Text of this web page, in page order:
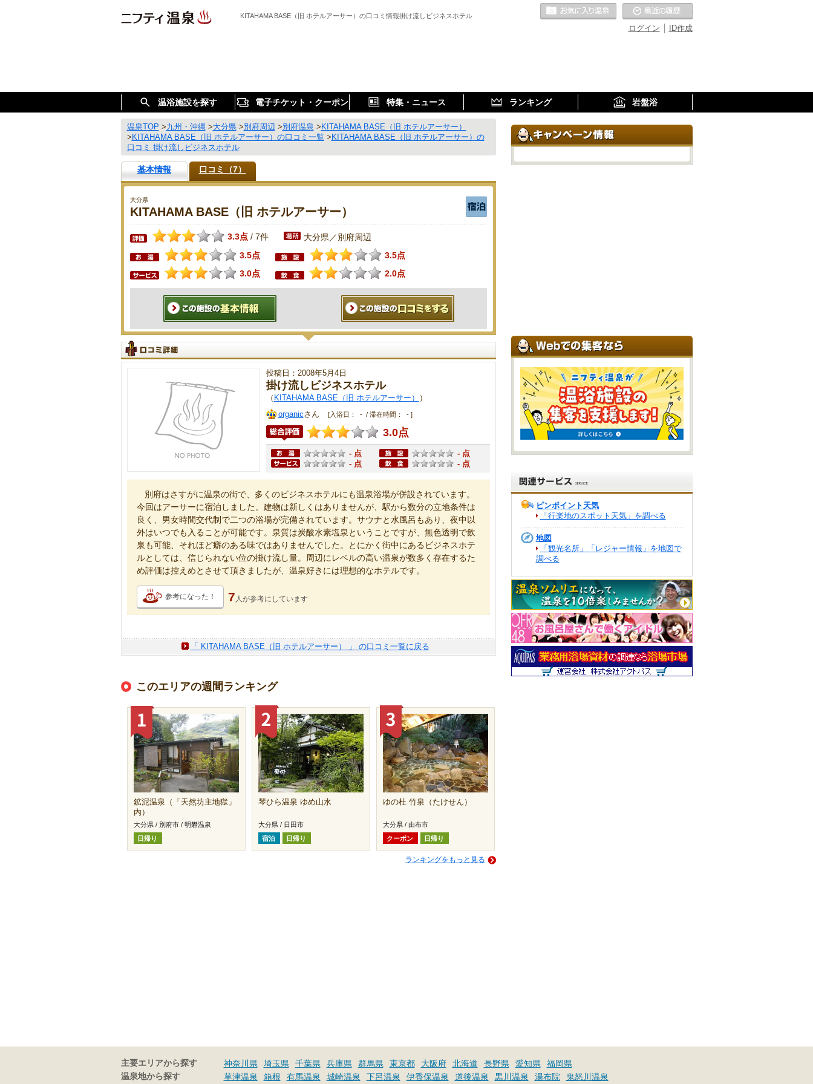
KITAHAMA BASE（旧 ホテルアーサー）の口コミ情報掛け流しビジネスホテル
ID作成
ログイン
お気に入りの温泉
温浴施設を探す 電子チケット・クーポン 特集・ニュース ランキング 岩盤浴
温泉TOP >九州・沖縄>大分県>別府周辺 >別府温泉 > KITAHAMA BASE（旧 ホテルアーサー）
> KITAHAMA BASE（旧 ホテルアーサー）の口コミ一覧 > KITAHAMA BASE（旧 ホテルアーサー）の
口コミ 掛け流しビジネスホテル
基本情報 口コミ（7）
大分県
KITAHAMA BASE（旧 ホテルアーサー）
3.3点 / 7件 大分県／別府周辺
3.5点
3.5点
3.0点
2.0点
投稿日：2008年5月4日
掛け流しビジネスホテル
（ KITAHAMA BASE（旧 ホテルアーサー）
）
organicさん [入浴日： - / 滞在時間： - ]
3.0点
- 点
- 点
- 点
- 点
別府はさすがに温泉の街で、多くのビジネスホテルにも温泉浴場が併設されています。
今回はアーサーに宿泊しました。建物は新しくはありませんが、駅から数分の立地条件は
良く、男女時間交代制で二つの浴場が完備されています。サウナと水風呂もあり、夜中以
外はいつでも入ることが可能です。泉質は炭酸水素塩泉ということですが、無色透明で飲
泉も可能、それほど癖のある味ではありませんでした。とにかく街中にあるビジネスホテ
ルとしては、信じられない位の掛け流し量。周辺にレベルの高い温泉が数多く存在するた
め評価は控えめとさせて頂きましたが、温泉好きには理想的なホテルです。
参考になった！ 7 人が参考にしています
「 KITAHAMA BASE（旧 ホテルアーサー） 」 の口コミ一覧に戻る
このエリアの週間ランキング
鉱泥温泉（「天然坊主地獄」
内）
大分県 / 別府市 / 明礬温泉
日帰り
琴ひら温泉 ゆめ山水
大分県 / 日田市
宿泊
日帰り
ゆの杜 竹泉（たけせん）
大分県 / 由布市
クーポン
日帰り
ランキングをもっと見る
ピンポイント天気
「行楽地のスポット天気」を調べる
地図
「観光名所」「レジャー情報」を地図で
調べる
主要エリアから探す 神奈川県 埼玉県 千葉県 兵庫県 群馬県 東京都 大阪府 北海道 長野県 愛知県 福岡県
温泉地から探す 草津温泉 箱根 有馬温泉 城崎温泉 下呂温泉 伊香保温泉 道後温泉 黒川温泉 湯布院 鬼怒川温泉